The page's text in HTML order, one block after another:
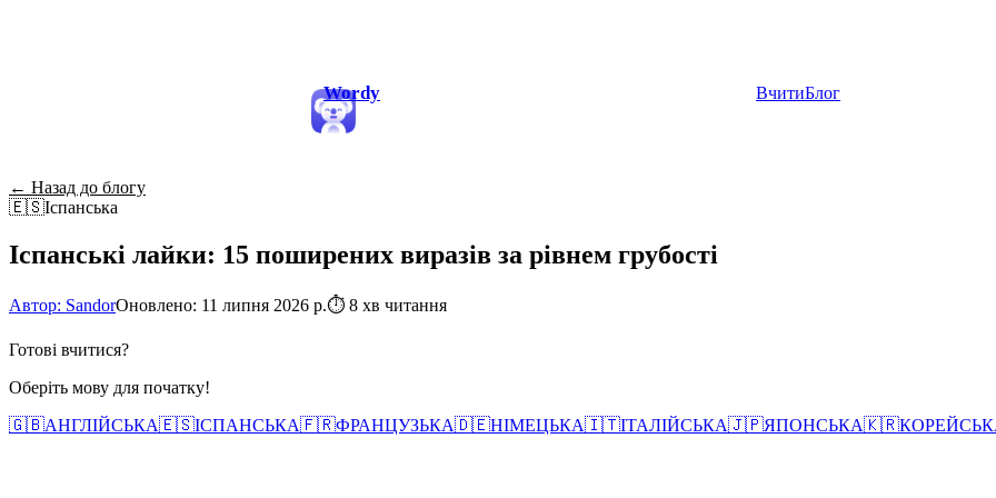
Wordy ВчитиБлог
← Назад до блогу
🇪🇸Іспанська
Іспанські лайки: 15 поширених виразів за рівнем грубості
Автор: SandorОновлено: 11 липня 2026 р.⏱ 8 хв читання
Готові вчитися?
Оберіть мову для початку!
🇬🇧АНГЛІЙСЬКА🇪🇸ІСПАНСЬКА🇫🇷ФРАНЦУЗЬКА🇩🇪НІМЕЦЬКА🇮🇹ІТАЛІЙСЬКА🇯🇵ЯПОНСЬКА🇰🇷